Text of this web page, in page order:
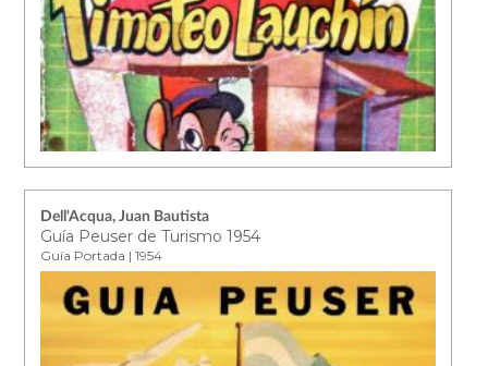
Dell'Acqua, Juan Bautista
Guía Peuser de Turismo 1954
Guía Portada | 1954